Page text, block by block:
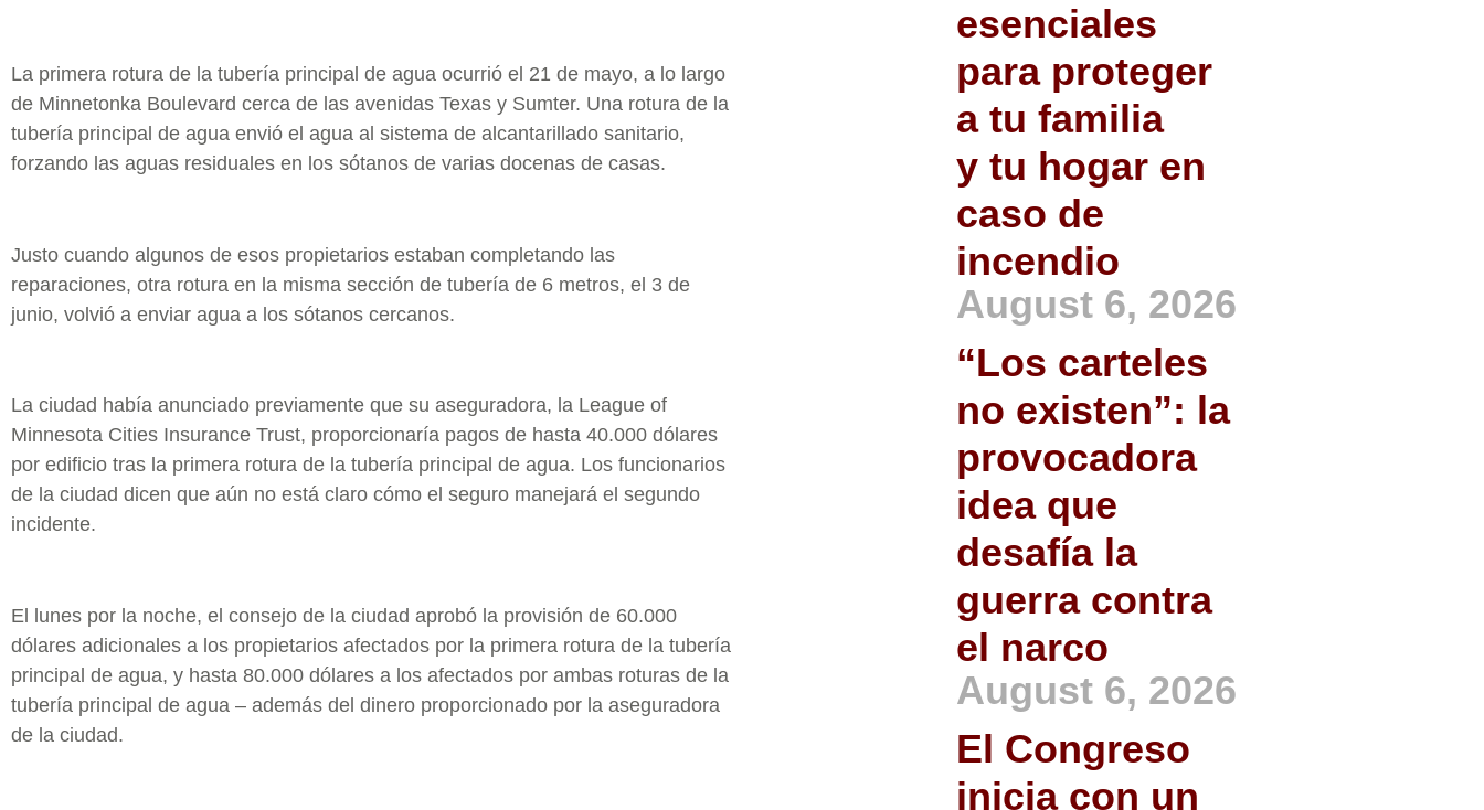
La primera rotura de la tubería principal de agua ocurrió el 21 de mayo, a lo largo
de Minnetonka Boulevard cerca de las avenidas Texas y Sumter. Una rotura de la
tubería principal de agua envió el agua al sistema de alcantarillado sanitario,
forzando las aguas residuales en los sótanos de varias docenas de casas.
Justo cuando algunos de esos propietarios estaban completando las
reparaciones, otra rotura en la misma sección de tubería de 6 metros, el 3 de
junio, volvió a enviar agua a los sótanos cercanos.
La ciudad había anunciado previamente que su aseguradora, la League of
Minnesota Cities Insurance Trust, proporcionaría pagos de hasta 40.000 dólares
por edificio tras la primera rotura de la tubería principal de agua. Los funcionarios
de la ciudad dicen que aún no está claro cómo el seguro manejará el segundo
incidente.
El lunes por la noche, el consejo de la ciudad aprobó la provisión de 60.000
dólares adicionales a los propietarios afectados por la primera rotura de la tubería
principal de agua, y hasta 80.000 dólares a los afectados por ambas roturas de la
tubería principal de agua – además del dinero proporcionado por la aseguradora
de la ciudad.
esenciales
para proteger
a tu familia
y tu hogar en
caso de
incendio
August 6, 2026
“Los carteles
no existen”: la
provocadora
idea que
desafía la
guerra contra
el narco
August 6, 2026
El Congreso
inicia con un